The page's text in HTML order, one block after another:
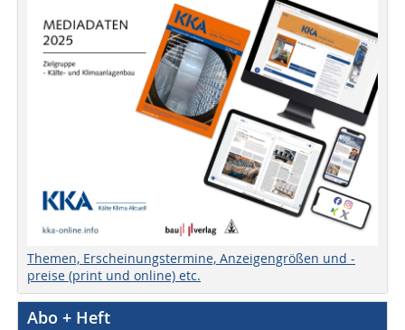
Themen, Erscheinungstermine, Anzeigengrößen und -
preise (print und online) etc.
Abo + Heft